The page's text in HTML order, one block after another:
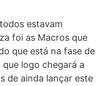
estavam
foi as Macros que
que está na fase de
logo chegará a
de ainda lançar este